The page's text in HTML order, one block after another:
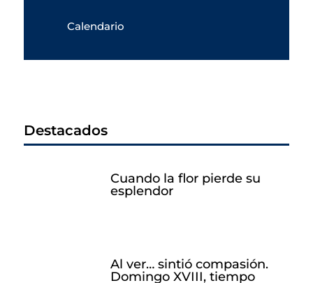
Calendario
Destacados
Cuando la flor pierde su
esplendor
Al ver… sintió compasión.
Domingo XVIII, tiempo